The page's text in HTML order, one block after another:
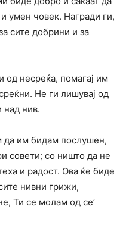
умен човек. Награди ги,
сите добрини и за
од несреќа, помагај им
He ги лишувај од
над нив.
да им бидам послушен,
совети; co ништо да не
и радост. Ова ќе биде
нивни грижи,
Ти се молам од се’